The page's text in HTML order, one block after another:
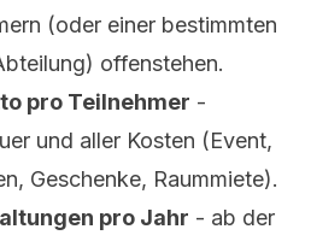
(oder einer bestimmten
offenstehen.
pro Teilnehmer -
und aller Kosten (Event,
Geschenke, Raummiete).
pro Jahr - ab der